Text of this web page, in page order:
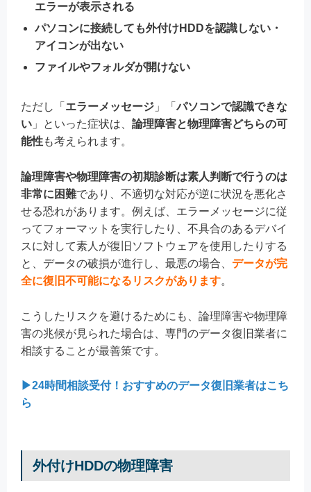
エラーが表示される
パソコンに接続しても外付けHDDを認識しない・
アイコンが出ない
ファイルやフォルダが開けない
ただし「 エラーメッセージ 」「パソコンで認識できな
い 」といった症状は、 論理障害と物理障害どちらの可
能性も考えられます。
論理障害や物理障害の初期診断は素人判断で行うのは
非常に困難であり、不適切な対応が逆に状況を悪化さ
せる恐れがあります。例えば、エラーメッセージに従
ってフォーマットを実行したり、不具合のあるデバイ
スに対して素人が復旧ソフトウェアを使用したりする
と、データの破損が進行し、最悪の場合、 データが完
全に復旧不可能になるリスクがあります。
こうしたリスクを避けるためにも、論理障害や物理障
害の兆候が見られた場合は、専門のデータ復旧業者に
相談することが最善策です。
▶24時間相談受付！おすすめのデータ復旧業者はこち
ら
外付けHDDの物理障害